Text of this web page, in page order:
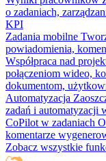
o zadaniach,
KPI
Zadania mobilne
powiadomienia,
Współpraca nad
połączeniom wideo,
dokumentom,
Automatyzacja
zadań i automatyzacji
CoPilot w zadaniach
komentarze
Zobacz wszystkie